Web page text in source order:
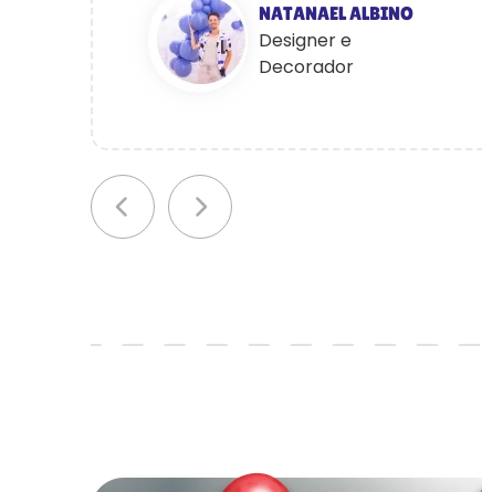
NATANAEL ALBINO
Designer e
Decorador